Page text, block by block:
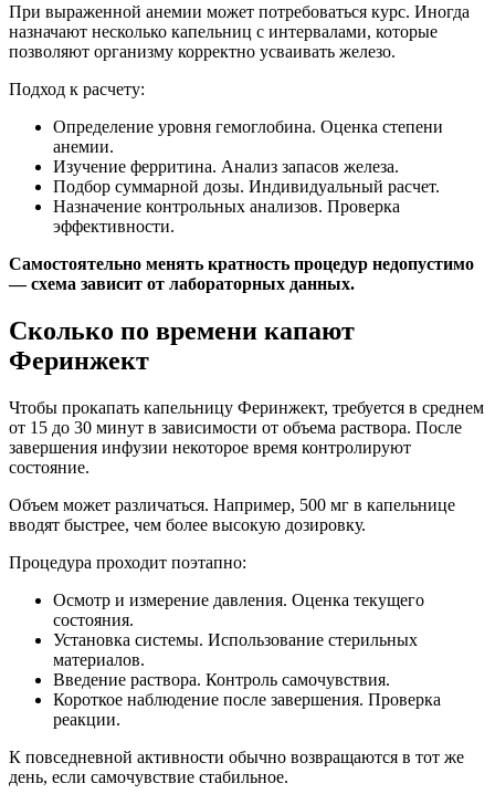
При выраженной анемии может потребоваться курс. Иногда
назначают несколько капельниц с интервалами, которые
позволяют организму корректно усваивать железо.
Подход к расчету:
Определение уровня гемоглобина. Оценка степени
анемии.
Изучение ферритина. Анализ запасов железа.
Подбор суммарной дозы. Индивидуальный расчет.
Назначение контрольных анализов. Проверка
эффективности.
Самостоятельно менять кратность процедур недопустимо
— схема зависит от лабораторных данных.
Сколько по времени капают
Феринжект
Чтобы прокапать капельницу Феринжект, требуется в среднем
от 15 до 30 минут в зависимости от объема раствора. После
завершения инфузии некоторое время контролируют
состояние.
Объем может различаться. Например, 500 мг в капельнице
вводят быстрее, чем более высокую дозировку.
Процедура проходит поэтапно:
Осмотр и измерение давления. Оценка текущего
состояния.
Установка системы. Использование стерильных
материалов.
Введение раствора. Контроль самочувствия.
Короткое наблюдение после завершения. Проверка
реакции.
К повседневной активности обычно возвращаются в тот же
день, если самочувствие стабильное.